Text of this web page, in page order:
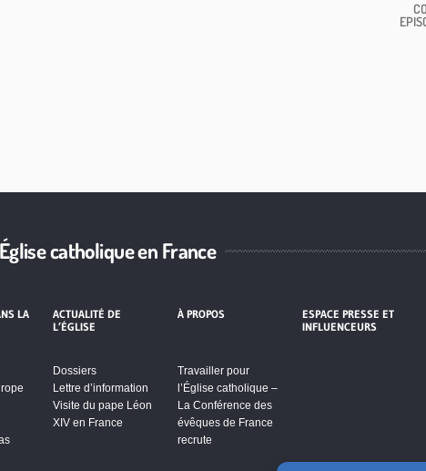
Église catholique en France
LA
ACTUALITÉ DE
L’ÉGLISE
Dossiers
Lettre d’information
Visite du pape Léon
XIV en France
À PROPOS
Travailler pour
l’Église catholique –
La Conférence des
évêques de France
recrute
ESPACE PRESSE ET
INFLUENCEURS